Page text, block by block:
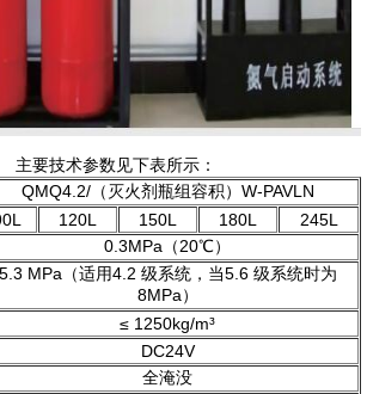
要技术参数见下表所示：
QMQ4.2/（灭火剂瓶组容积）W-PAVLN
120L 150L 180L
245L
0.3MPa（20℃）
5.3 MPa（适用4.2 级系统，当5.6 级系统时为
8MPa）
≤ 1250kg/m³
DC24V
全淹没